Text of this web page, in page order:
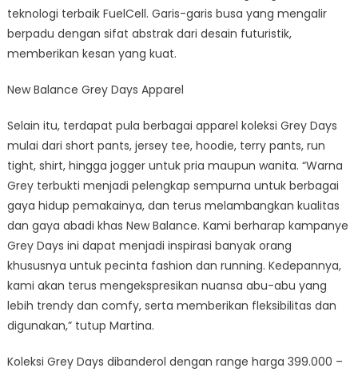
teknologi terbaik FuelCell. Garis-garis busa yang mengalir
berpadu dengan sifat abstrak dari desain futuristik,
memberikan kesan yang kuat.
New Balance Grey Days Apparel
Selain itu, terdapat pula berbagai apparel koleksi Grey Days
mulai dari short pants, jersey tee, hoodie, terry pants, run
tight, shirt, hingga jogger untuk pria maupun wanita. “Warna
Grey terbukti menjadi pelengkap sempurna untuk berbagai
gaya hidup pemakainya, dan terus melambangkan kualitas
dan gaya abadi khas New Balance. Kami berharap kampanye
Grey Days ini dapat menjadi inspirasi banyak orang
khususnya untuk pecinta fashion dan running. Kedepannya,
kami akan terus mengekspresikan nuansa abu-abu yang
lebih trendy dan comfy, serta memberikan fleksibilitas dan
digunakan,” tutup Martina.
Koleksi Grey Days dibanderol dengan range harga 399.000 –